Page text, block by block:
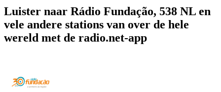
Luister naar Rádio Fundação, 538 NL en
vele andere stations van over de hele
wereld met de radio.net-app